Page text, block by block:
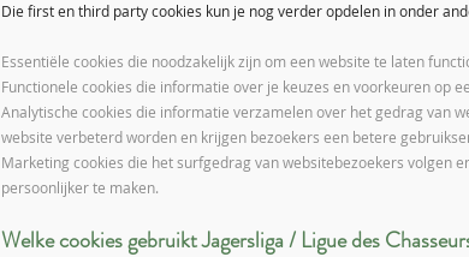
Die first en third party cookies kun je nog verder opdelen in onder
Essentiële cookies die noodzakelijk zijn om een website te laten
Functionele cookies die informatie over je keuzes en voorkeuren op
Analytische cookies die informatie verzamelen over het gedrag van
website verbeterd worden en krijgen bezoekers een betere
Marketing cookies die het surfgedrag van websitebezoekers volgen
persoonlijker te maken.
Welke cookies gebruiktJagersliga / Ligue des